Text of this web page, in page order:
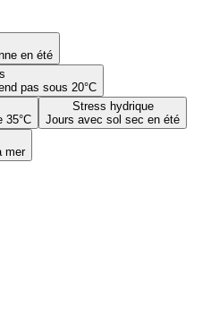
en été
pas sous 20°C
35°C
Stress hydrique
Jours avec sol sec en été
mer